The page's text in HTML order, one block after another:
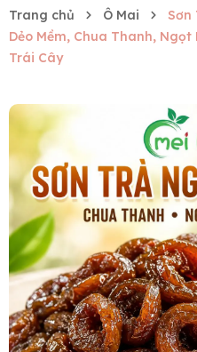
Trang chủ Ô Mai
Sơn
Dẻo Mềm, Chua Thanh,
Trái Cây